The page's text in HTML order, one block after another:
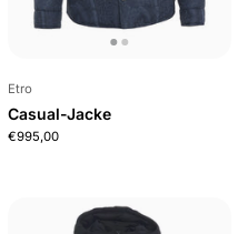
Etro
Casual-Jacke
€995,00